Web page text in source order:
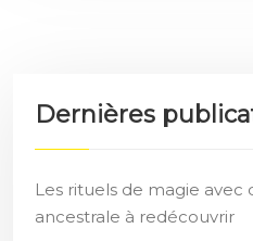
Dernières
Les rituels de magie avec
ancestrale à redécouvrir